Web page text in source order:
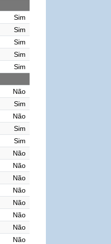
Sim
Sim
Sim
Sim
Sim
Não
Sim
Não
Sim
Sim
Não
Não
Não
Não
Não
Não
Não
Não